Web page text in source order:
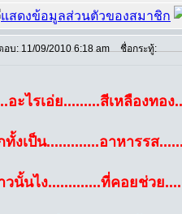
อบ: 11/09/2010 6:18 am ชื่อกระทู้:
อะไรเอ่ย.........สีเหลืองทอง
ทั้งเป็น.............อาหารรส
วนั้นไง.............ที่คอยช่วย